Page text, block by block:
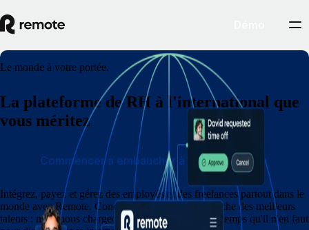
Le monde à votre portée.
La plateforme de RH à l'international que
vous méritez
Intégrez, payez et gérez des employés et des freelances partout dans le
monde avec Remote. Concentrez-vous sur l'embauche des meilleurs
talents : nous nous chargeons du reste en moins de temps qu'il n'en faut
Commencer à embaucher à l'international